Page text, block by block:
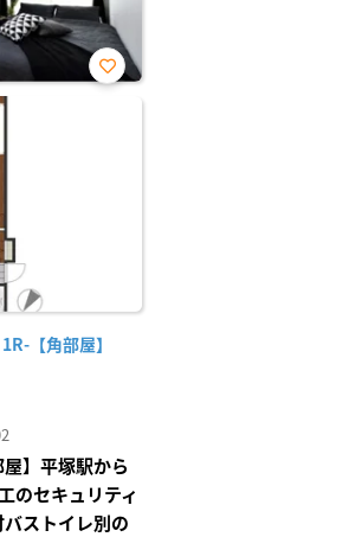
【角部屋】
お気
屋】平塚駅から
のセキュリティ
ストイレ別の